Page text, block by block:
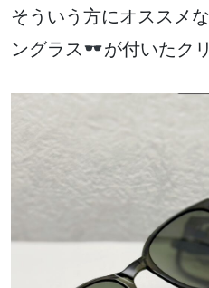
そういう方にオススメ
ングラス
が付いたク